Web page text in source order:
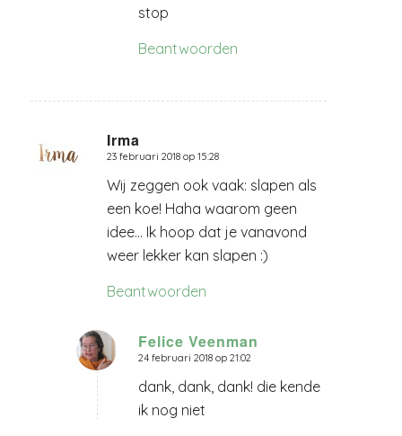
stop
Beantwoorden
Irma
zegt:
23 februari 2018 op 15:28
Wij zeggen ook vaak: slapen als
een koe! Haha waarom geen
idee… Ik hoop dat je vanavond
weer lekker kan slapen :)
Beantwoorden
Felice Veenman
zegt:
24 februari 2018 op 21:02
dank, dank, dank! die kende
ik nog niet